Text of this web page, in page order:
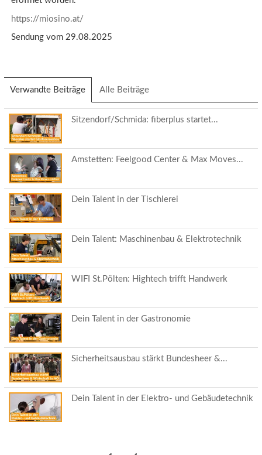
https://miosino.at/
Sendung vom 29.08.2025
Verwandte Beiträge (aktiver
Reiter)
Alle Beiträge
Sitzendorf/Schmida: fiberplus startet...
Amstetten: Feelgood Center & Max Moves...
Dein Talent in der Tischlerei
Dein Talent: Maschinenbau & Elektrotechnik
WIFI St.Pölten: Hightech trifft Handwerk
Dein Talent in der Gastronomie
Sicherheitsausbau stärkt Bundesheer &...
Dein Talent in der Elektro- und Gebäudetechnik